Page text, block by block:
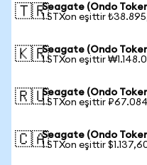
🇹🇷Seagate (Ondo
1 STXon eşittir
🇰🇷Seagate (Ondo
1 STXon eşittir
🇷🇺Seagate (Ondo
1 STXon eşittir
🇨🇦Seagate (Ondo
1 STXon eşittir